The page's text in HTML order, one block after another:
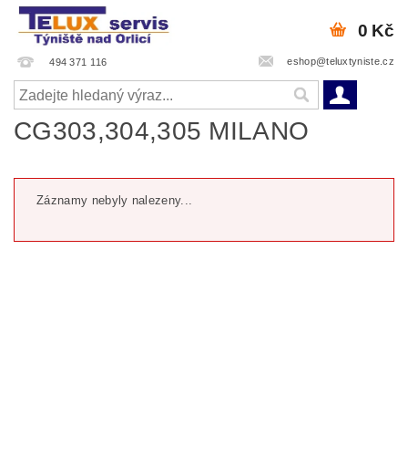
494 371 116 eshop@teluxtyniste.cz
0 Kč
CG303,304,305 MILANO
Záznamy nebyly nalezeny...